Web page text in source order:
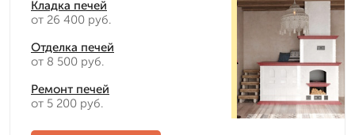
Кладка печей
от 26 400 руб.
Отделка печей
от 8 500 руб.
Ремонт печей
от 5 200 руб.